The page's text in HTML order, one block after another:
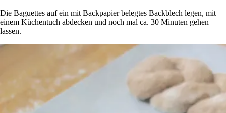
Die Baguettes auf ein mit Backpapier belegtes Backblech legen, mit
einem Küchentuch abdecken und noch mal ca. 30 Minuten gehen
lassen.